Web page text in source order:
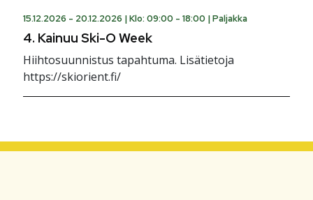
15.12.2026 - 20.12.2026 |Klo: 09:00 - 18:00|Paljakka
4. Kainuu Ski-O Week
Hiihtosuunnistus tapahtuma. Lisätietoja
https://skiorient.fi/